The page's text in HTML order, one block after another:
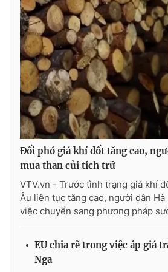
THỜI BÁO VTV
Theo dõi báo trên
Cơ quan chủ quản:Đài Truyền hình
Cơ quan báo chí: Thời báo VTV
Giấy phép hoạt động báo in và báo
cấp ngày 29/12/2023
Tổng Biên tập:Vũ Thanh Thủy
Nguyễn Trọng Ninh
Tổng đài VTV:
Đối phó giá khí đốt tăng cao,
mua than củi tích trữ
VTV.vn - Trước tình trạng giá khí
Âu liên tục tăng cao, người dân
việc chuyển sang phương pháp
EU chia rẽ trong việc áp giá
Nga